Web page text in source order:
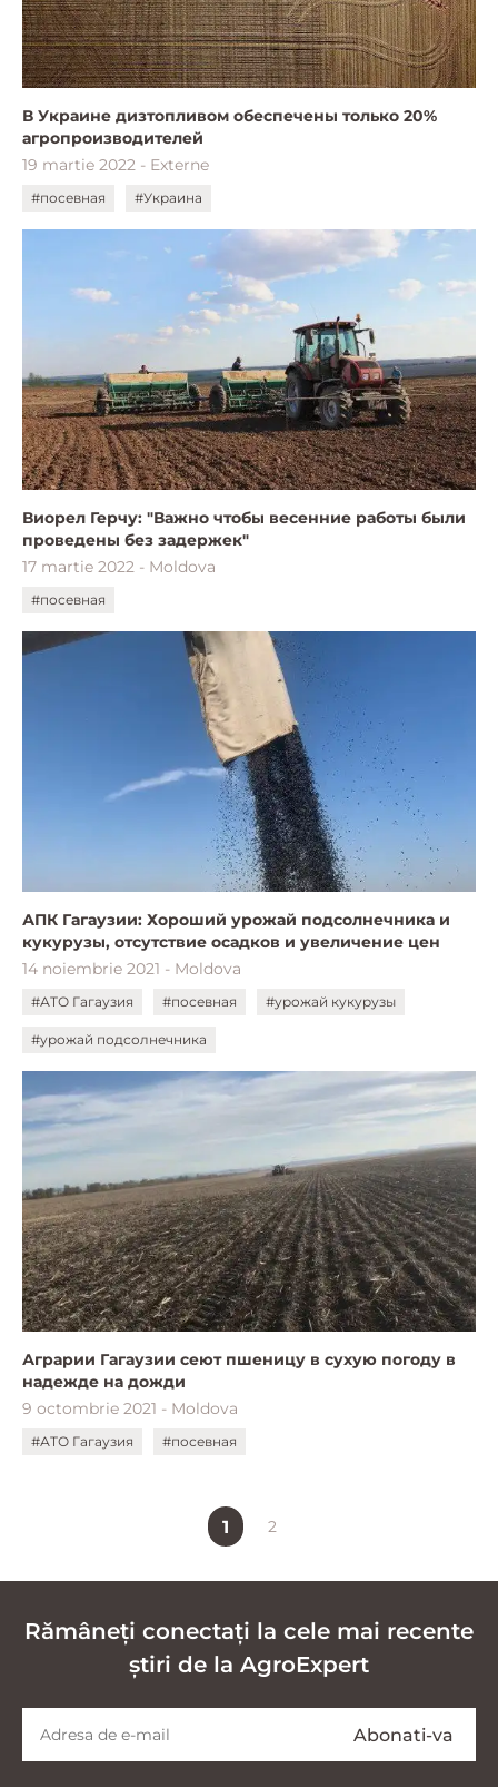
В Украине дизтопливом обеспечены только 20%
агропроизводителей
19 martie 2022 - Externe
#посевная #Украина
Виорел Герчу: "Важно чтобы весенние работы были
проведены без задержек"
17 martie 2022 - Moldova
#посевная
АПК Гагаузии: Хороший урожай подсолнечника и
кукурузы, отсутствие осадков и увеличение цен
14 noiembrie 2021 - Moldova
#АТО Гагаузия #посевная #урожай кукурузы
#урожай подсолнечника
Аграрии Гагаузии сеют пшеницу в сухую погоду в
надежде на дожди
9 octombrie 2021 - Moldova
#АТО Гагаузия #посевная
1 2
Rămâneți conectați la cele mai recente
știri de la AgroExpert